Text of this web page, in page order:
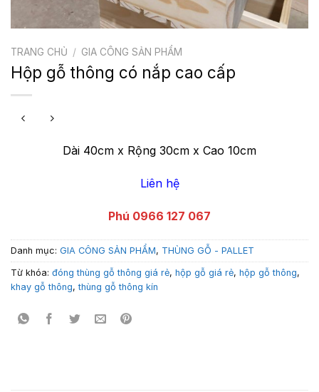
TRANG CHỦ / GIA CÔNG SẢN PHẨM
Hộp gỗ thông có nắp cao cấp
Dài 40cm x Rộng 30cm x Cao 10cm
Liên hệ
Phú 0966 127 067
Danh mục: GIA CÔNG SẢN PHẨM, THÙNG GỖ - PALLET
Từ khóa: đóng thùng gỗ thông giá rẻ, hộp gỗ giá rẻ, hộp gỗ thông,
khay gỗ thông,thùng gỗ thông kín